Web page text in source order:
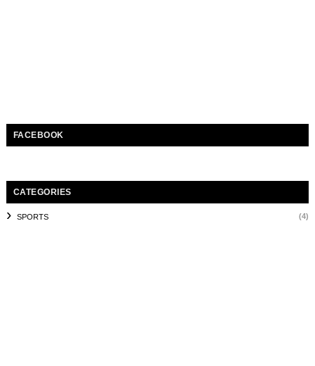
FACEBOOK
CATEGORIES
SPORTS (4)